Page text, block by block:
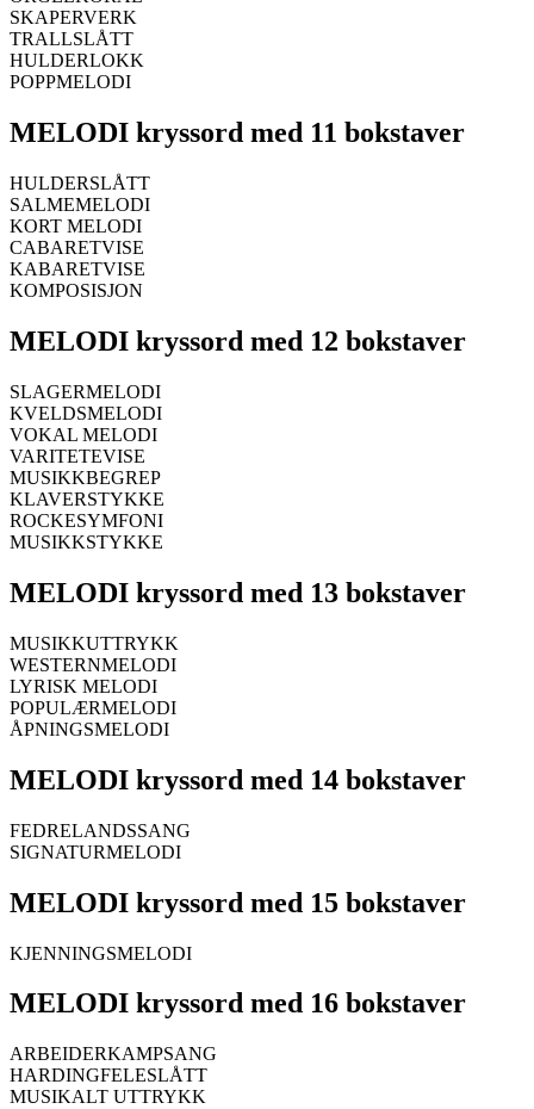
SKAPERVERK
TRALLSLÅTT
HULDERLOKK
POPPMELODI
MELODI kryssord med 11 bokstaver
HULDERSLÅTT
SALMEMELODI
KORT MELODI
CABARETVISE
KABARETVISE
KOMPOSISJON
MELODI kryssord med 12 bokstaver
SLAGERMELODI
KVELDSMELODI
VOKAL MELODI
VARITETEVISE
MUSIKKBEGREP
KLAVERSTYKKE
ROCKESYMFONI
MUSIKKSTYKKE
MELODI kryssord med 13 bokstaver
MUSIKKUTTRYKK
WESTERNMELODI
LYRISK MELODI
POPULÆRMELODI
ÅPNINGSMELODI
MELODI kryssord med 14 bokstaver
FEDRELANDSSANG
SIGNATURMELODI
MELODI kryssord med 15 bokstaver
KJENNINGSMELODI
MELODI kryssord med 16 bokstaver
ARBEIDERKAMPSANG
HARDINGFELESLÅTT
MUSIKALT UTTRYKK